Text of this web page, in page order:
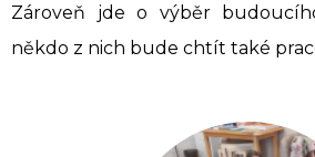
Zároveň jde o výběr
někdo z nich bude chtít také